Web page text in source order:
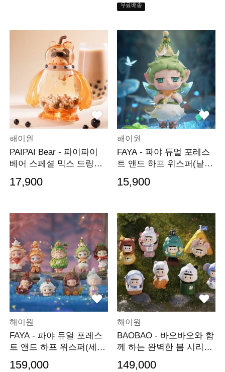
무료배송
해이원
PAIPAI Bear - 파이파이
베어 스페셜 믹스 드링크
17,900
해이원
FAYA - 파야 듀얼 포레스
트 앤드 하프 위스퍼(낱
15,900
해이원
FAYA - 파야 듀얼 포레스
트 앤드 하프 위스퍼(세
159,000
해이원
BAOBAO - 바오바오와 함
께 하는 완벽한 봄 시리즈
149,000